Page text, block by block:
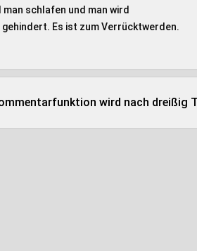
man schlafen und man wird
gehindert. Es ist zum Verrücktwerden.
wird nach dreißig